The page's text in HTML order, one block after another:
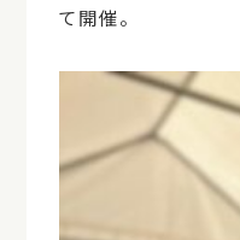
て開催。